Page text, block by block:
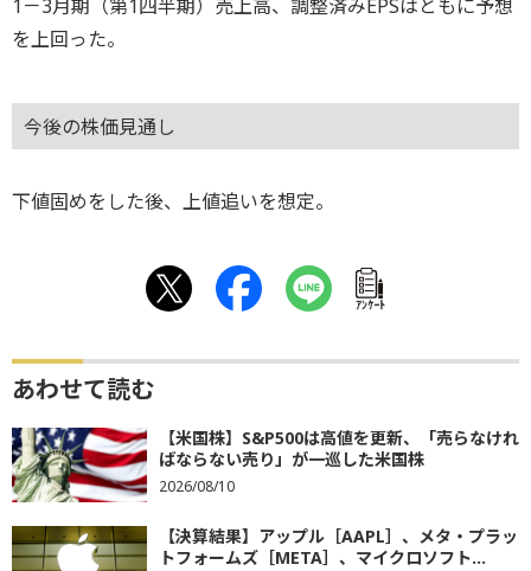
1－3月期（第1四半期）売上高、調整済みEPSはともに予想
を上回った。
今後の株価見通し
下値固めをした後、上値追いを想定。
ｱﾝｹｰﾄ
あわせて読む
【米国株】S&P500は高値を更新、「売らなけれ
ばならない売り」が一巡した米国株
2026/08/10
【決算結果】アップル［AAPL］、メタ・プラッ
トフォームズ［META］、マイクロソフト...